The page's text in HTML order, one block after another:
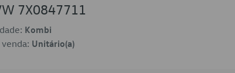
7X0847711
Kombi
Unitário(a)